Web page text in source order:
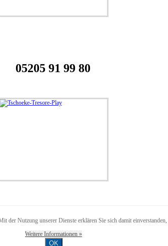
05205 91 99 80
der Nutzung unserer Dienste erklären Sie sich damit
Weitere Informationen »
OK